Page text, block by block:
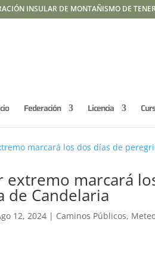
INSULAR DE MONTAÑISMO DE
Federación Licencia
extremo marcará
de Candelaria
12, 2024 | Caminos Públicos,